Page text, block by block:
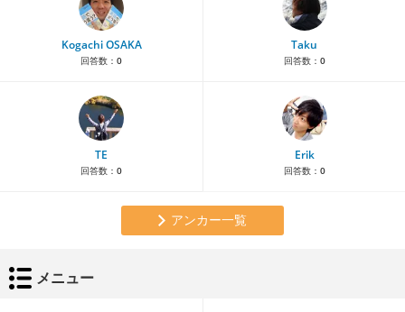
Kogachi OSAKA
回答数： 0
Taku
回答数： 0
TE
回答数： 0
Erik
回答数： 0
アンカー一覧
メニュー